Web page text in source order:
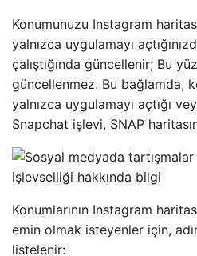
Konumunuzu Instagram
yalnızca uygulamayı
çalıştığında güncellenir; Bu
güncellenmez. Bu bağlamda,
yalnızca uygulamayı açtığı
Snapchat işlevi, SNAP
Konumlarının Instagram
emin olmak isteyenler için,
listelenir: